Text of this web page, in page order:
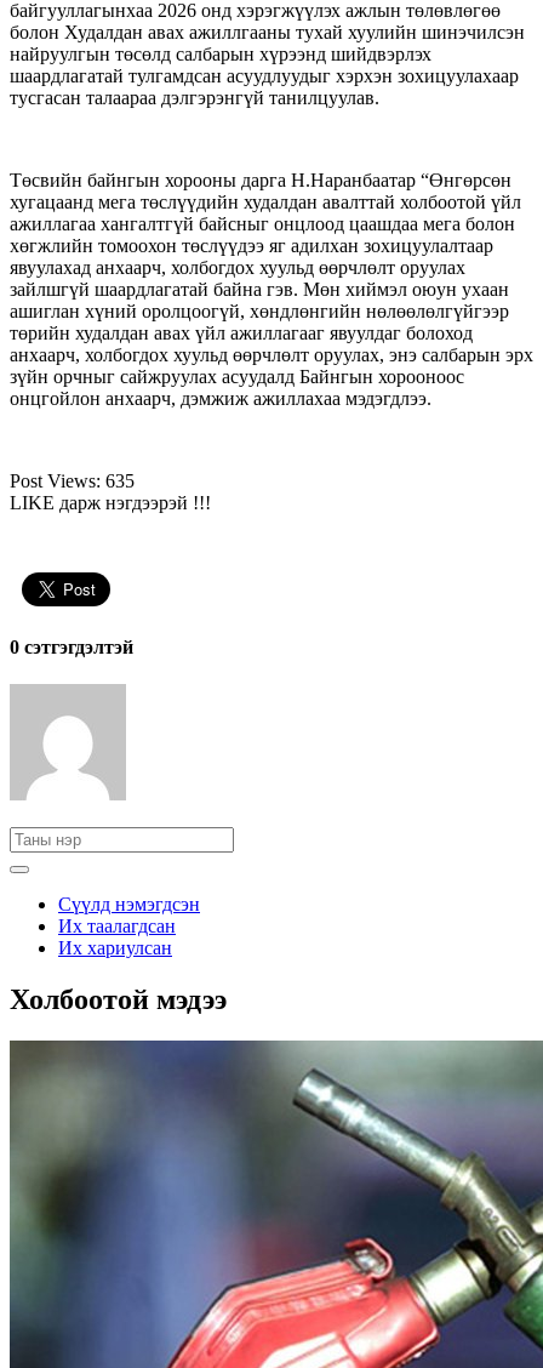
байгууллагынхаа 2026 онд хэрэгжүүлэх ажлын төлөвлөгөө
болон Худалдан авах ажиллгааны тухай хуулийн шинэчилсэн
найруулгын төсөлд салбарын хүрээнд шийдвэрлэх
шаардлагатай тулгамдсан асуудлуудыг хэрхэн зохицуулахаар
тусгасан талаараа дэлгэрэнгүй танилцуулав.
Төсвийн байнгын хорооны дарга Н.Наранбаатар “Өнгөрсөн
хугацаанд мега төслүүдийн худалдан авалттай холбоотой үйл
ажиллагаа хангалтгүй байсныг онцлоод цаашдаа мега болон
хөгжлийн томоохон төслүүдээ яг адилхан зохицуулалтаар
явуулахад анхаарч, холбогдох хуульд өөрчлөлт оруулах
зайлшгүй шаардлагатай байна гэв. Мөн хиймэл оюун ухаан
ашиглан хүний оролцоогүй, хөндлөнгийн нөлөөлөлгүйгээр
төрийн худалдан авах үйл ажиллагааг явуулдаг болоход
анхаарч, холбогдох хуульд өөрчлөлт оруулах, энэ салбарын эрх
зүйн орчныг сайжруулах асуудалд Байнгын хорооноос
онцгойлон анхаарч, дэмжиж ажиллахаа мэдэгдлээ.
Post Views: 635
LIKE дарж нэгдээрэй !!!
0 cэтгэгдэлтэй
Сүүлд нэмэгдсэн
Их таалагдсан
Их хариулсан
Холбоотой мэдээ